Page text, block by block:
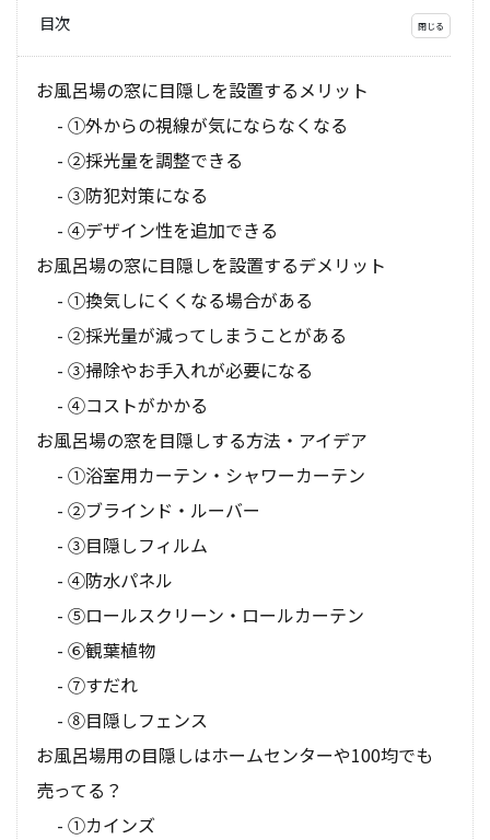
目次
お風呂場の窓に目隠しを設置するメリット
①外からの視線が気にならなくなる
②採光量を調整できる
③防犯対策になる
④デザイン性を追加できる
お風呂場の窓に目隠しを設置するデメリット
①換気しにくくなる場合がある
②採光量が減ってしまうことがある
③掃除やお手入れが必要になる
④コストがかかる
お風呂場の窓を目隠しする方法・アイデア
①浴室用カーテン・シャワーカーテン
②ブラインド・ルーバー
③目隠しフィルム
④防水パネル
⑤ロールスクリーン・ロールカーテン
⑥観葉植物
⑦すだれ
⑧目隠しフェンス
お風呂場用の目隠しはホームセンターや100均でも
売ってる？
①カインズ